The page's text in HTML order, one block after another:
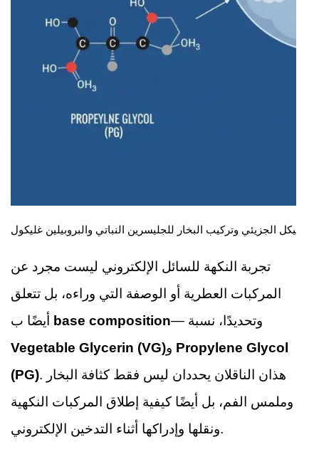
الهيكل الجزيئي وتركيب البخار للجليسرين النباتي والبروبيلين غليكول
تجربة النكهة للسائل الإلكتروني ليست مجرد عن
المركبات العطرية أو الوصفة التي وراءه، بل تتعلق
base composition
— وتحديدًا، نسبة
Vegetable Glycerin (VG)
Propylene Glycol
(PG). هذان الناقلان يحددان ليس فقط كثافة البخار
وملمس الفم، بل أيضًا كيفية إطلاق المركبات النكهية
ونقلها وإدراكها أثناء التدخين الإلكتروني.